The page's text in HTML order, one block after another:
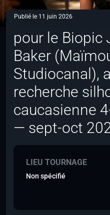
Publié le 11 juin 2026
pour le Biopic
Baker
Studiocanal),
recherche
caucasienne
— sept-oct
LIEU TOURNAGE
Non spécifié